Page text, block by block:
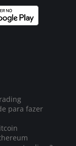
para fazer